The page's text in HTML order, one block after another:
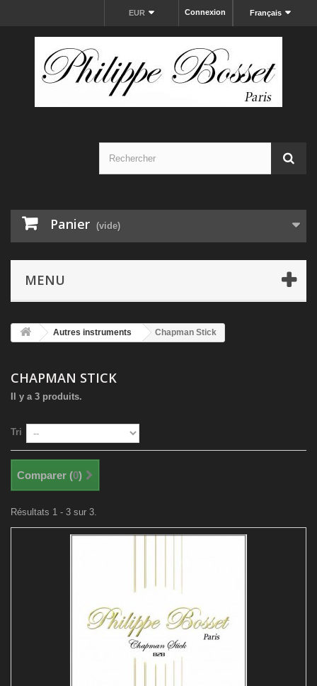
Français
Connexion
EUR
Panier (vide)
MENU
Autres instruments Chapman Stick
CHAPMAN STICK
Il y a 3 produits.
Tri
Comparer (0)
Résultats 1 - 3 sur 3.